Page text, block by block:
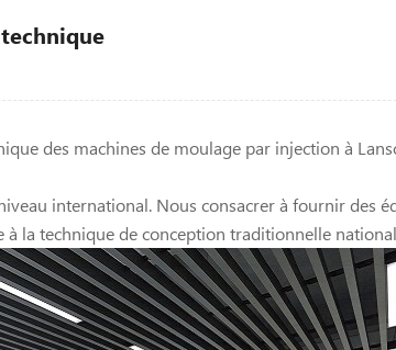
des machines de moulage par injection à
international. Nous consacrer à fournir
à la technique de conception traditionnelle